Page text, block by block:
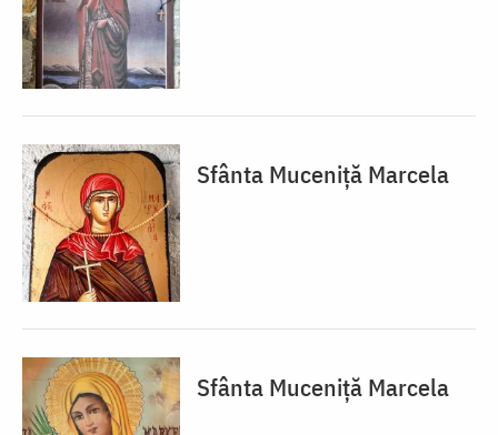
Sfânta Muceniță Marcela
Sfânta Muceniță Marcela